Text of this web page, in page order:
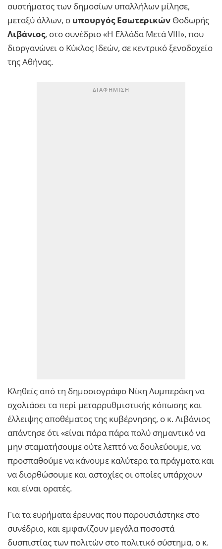
συστήματος των δημοσίων υπαλλήλων μίλησε,
μεταξύ άλλων, ο υπουργός Εσωτερικών Θοδωρής
Λιβάνιος, στο συνέδριο «Η Ελλάδα Μετά VIII», που
διοργανώνει ο Κύκλος Ιδεών, σε κεντρικό ξενοδοχείο
της Αθήνας.
Κληθείς από τη δημοσιογράφο Νίκη Λυμπεράκη να
σχολιάσει τα περί μεταρρυθμιστικής κόπωσης και
έλλειψης αποθέματος της κυβέρνησης, ο κ. Λιβάνιος
απάντησε ότι «είναι πάρα πάρα πολύ σημαντικό να
μην σταματήσουμε ούτε λεπτό να δουλεύουμε, να
προσπαθούμε να κάνουμε καλύτερα τα πράγματα και
να διορθώσουμε και αστοχίες οι οποίες υπάρχουν
και είναι ορατές.
Για τα ευρήματα έρευνας που παρουσιάστηκε στο
συνέδριο, και εμφανίζουν μεγάλα ποσοστά
δυσπιστίας των πολιτών στο πολιτικό σύστημα, ο κ.